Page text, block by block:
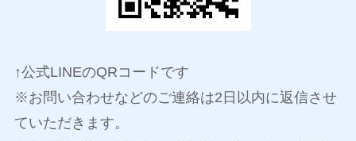
↑公式LINEのQRコードです
※お問い合わせなどのご連絡は2日以内に返信させ
ていただきます。